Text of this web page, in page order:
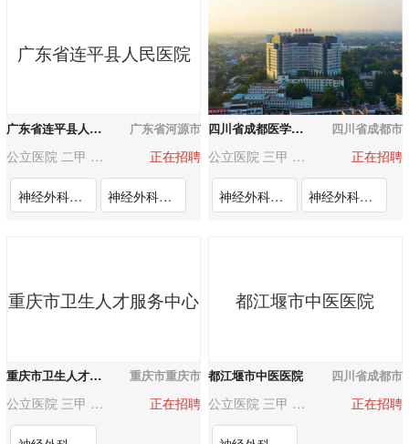
广东省连平县人民医院
广东省连平县人民医院 广东省河源市
公立医院 二甲 200-500人正在招聘
神经外科学科带头人 神经外科临床骨干/高学历医师
四川省成都医学院第一附属医院 四川省成都市
公立医院 三甲 500-1000人正在招聘
神经外科医师（功能神经外科） 神经外科医师（脊柱脊髓）
重庆市卫生人才服务中心
重庆市卫生人才服务中心 重庆市重庆市
公立医院 三甲 3000人以上正在招聘
都江堰市中医医院
都江堰市中医医院 四川省成都市
公立医院 三甲 500-1000人正在招聘